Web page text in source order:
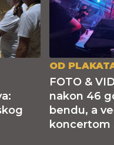
OD
FOTO &
nakon 46
bendu, a
koncertom